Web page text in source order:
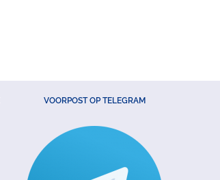
VOORPOST OP TELEGRAM